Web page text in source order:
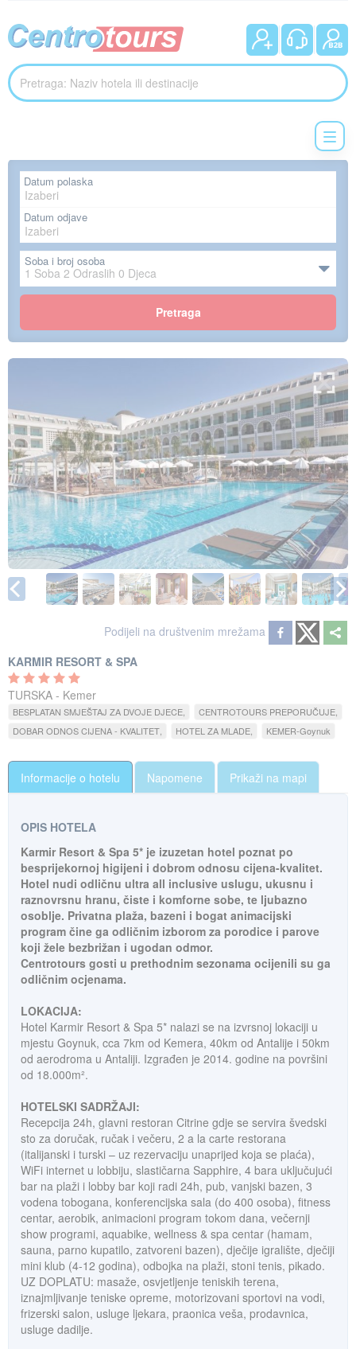
Datum polaska
Datum odjave
Soba i broj osoba
1 Soba 2 Odraslih 0 Djeca
Pretraga
Podijeli na društvenim mrežama
KARMIR RESORT & SPA
TURSKA - Kemer
BESPLATAN SMJEŠTAJ ZA DVOJE DJECE
CENTROTOURS PREPORUČUJE
DOBAR ODNOS CIJENA - KVALITET
HOTEL ZA MLADE KEMER-Goynuk
Informacije o hotelu Napomene Prikaži na mapi
OPIS HOTELA
Karmir Resort & Spa 5* je izuzetan hotel poznat po
besprijekornoj higijeni i dobrom odnosu cijena-kvalitet.
Hotel nudi odličnu ultra all inclusive uslugu, ukusnu i
raznovrsnu hranu, čiste i komforne sobe, te ljubazno
osoblje. Privatna plaža, bazeni i bogat animacijski
program čine ga odličnim izborom za porodice i parove
koji žele bezbrižan i ugodan odmor.
Centrotours gosti u prethodnim sezonama ocijenili su ga
odličnim ocjenama.
LOKACIJA:
Hotel Karmir Resort & Spa 5* nalazi se na izvrsnoj lokaciji u
mjestu Goynuk, cca 7km od Kemera, 40km od Antalije i 50km
od aerodroma u Antaliji. Izgrađen je 2014. godine na površini
od 18.000m².
HOTELSKI SADRŽAJI:
Recepcija 24h, glavni restoran Citrine gdje se servira švedski
sto za doručak, ručak i večeru, 2 a la carte restorana
(italijanski i turski – uz rezervaciju unaprijed koja se plaća),
WiFi internet u lobbiju, slastičarna Sapphire, 4 bara uključujući
bar na plaži i lobby bar koji radi 24h, pub, vanjski bazen, 3
vodena tobogana, konferencijska sala (do 400 osoba), fitness
centar, aerobik, animacioni program tokom dana, večernji
show programi, aquabike, wellness & spa centar (hamam,
sauna, parno kupatilo, zatvoreni bazen), dječije igralište, dječiji
mini klub (4-12 godina), odbojka na plaži, stoni tenis, pikado.
UZ DOPLATU: masaže, osvjetljenje teniskih terena,
iznajmljivanje teniske opreme, motorizovani sportovi na vodi,
frizerski salon, usluge ljekara, praonica veša, prodavnica,
usluge dadilje.